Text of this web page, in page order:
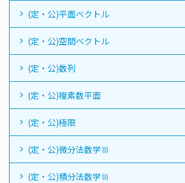
(定・公)平面ベクトル
(定・公)空間ベクトル
(定・公)数列
(定・公)複素数平面
(定・公)極限
(定・公)微分法数学Ⅲ
(定・公)積分法数学Ⅲ